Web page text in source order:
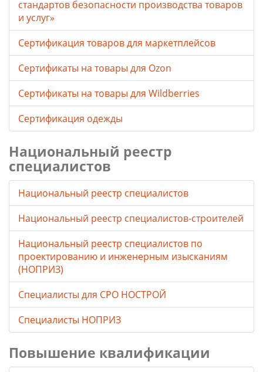
стандартов безопасности производства товаров
и услуг»
Сертификация товаров для маркетплейсов
Cертификаты на товары для Ozon
Cертификаты на товары для Wildberries
Сертификация одежды
Национальный реестр
специалистов
Национальный реестр специалистов
Национальный реестр специалистов-строителей
Национальный реестр специалистов по
проектированию и инженерным изысканиям
(НОПРИЗ)
Специалисты для СРО НОСТРОЙ
Специалисты НОПРИЗ
Повышение квалификации